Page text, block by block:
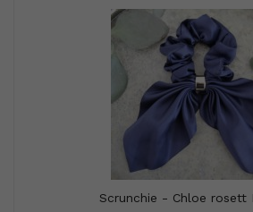
Scrunchie - Chloe rosett